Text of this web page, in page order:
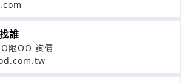
誰
限OO 詢價